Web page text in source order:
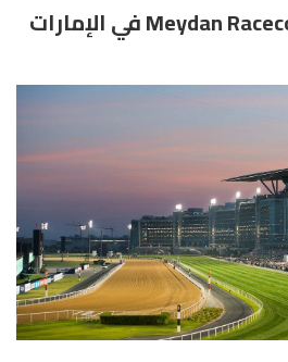
مضمار ميدان Meydan Racecourse في الإمارات